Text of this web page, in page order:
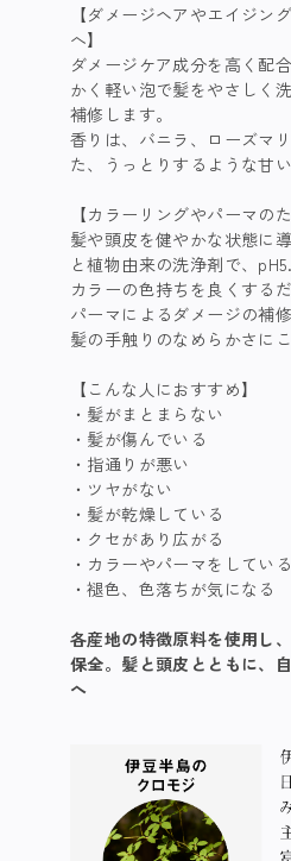
【ダメージヘアやエイジン
へ】
ダメージケア成分を高く配
かく軽い泡で髪をやさしく
補修します。
香りは、バニラ、ローズマ
た、うっとりするような甘い
【カラーリングやパーマの
髪や頭皮を健やかな状態に
と植物由来の洗浄剤で、
カラーの色持ちを良くする
パーマによるダメージの補
髪の手触りのなめらかさに
【こんな人におすすめ】
髪がまとまらない​​
髪が傷んでいる​​
指通りが悪い
ツヤがない​​​
髪が乾燥している
クセがあり広がる
カラーやパーマをしている
褪色、色落ちが気になる
各産地の特徴原料を使用​し
保全。髪と頭皮とともに、
へ